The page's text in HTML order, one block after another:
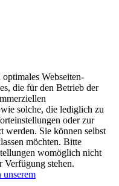
Webseiten-
die für den Betrieb der
solche, die lediglich zu
oder zur
werden. Sie können selbst
möchten. Bitte
womöglich nicht
Verfügung stehen.